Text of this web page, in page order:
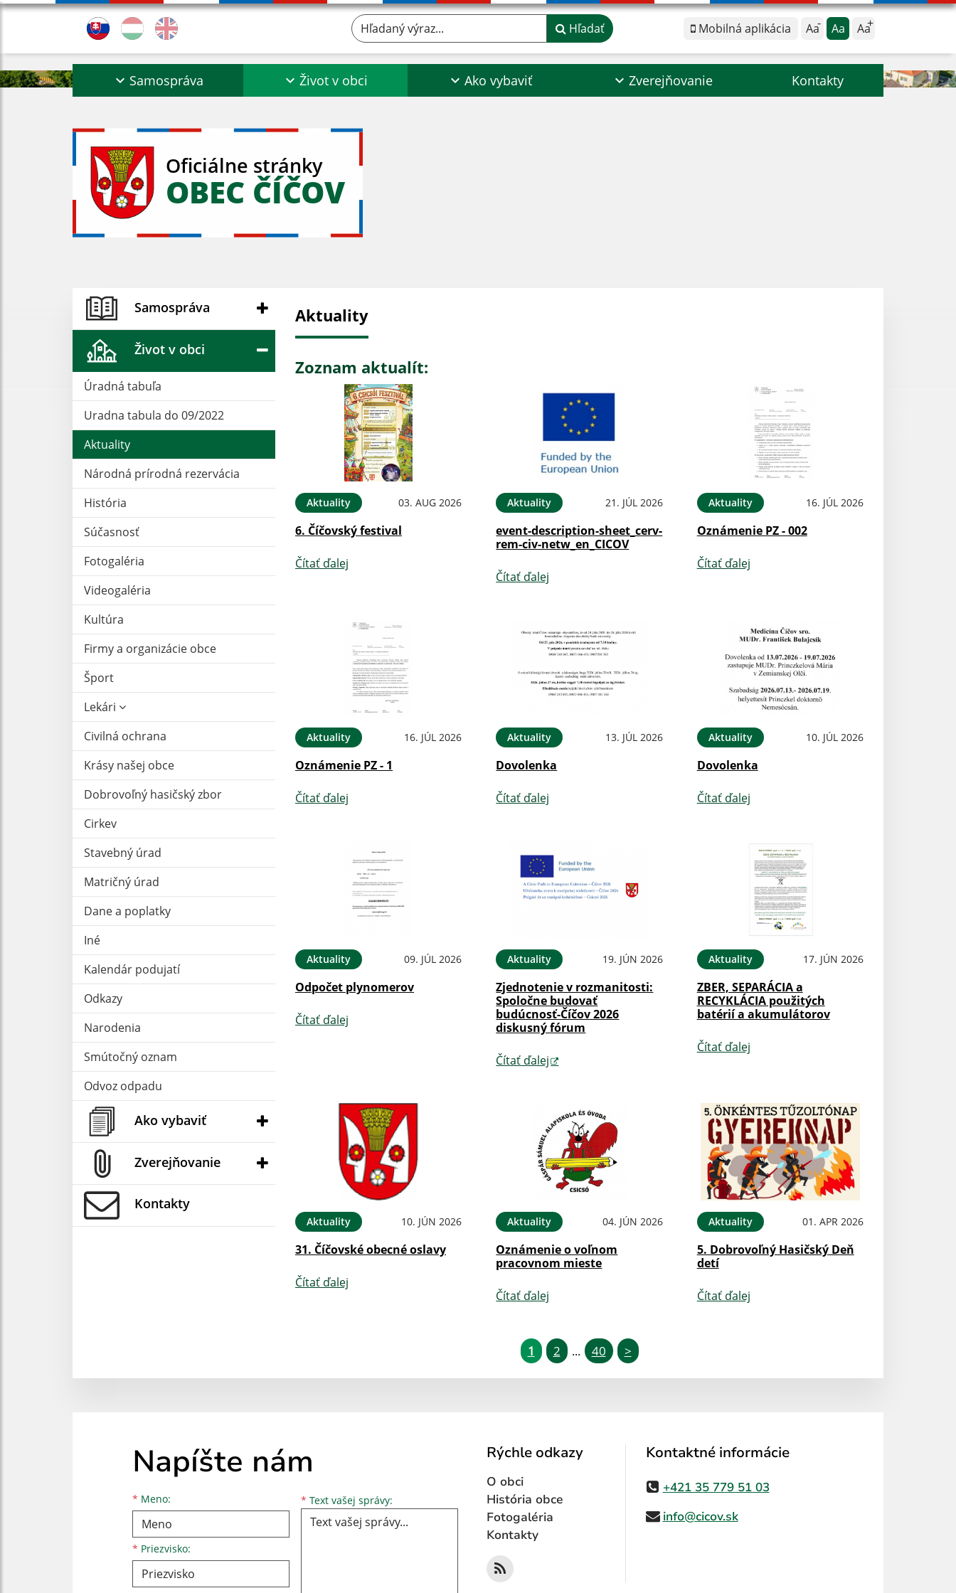
Mobilná aplikácia Aa Aa Aa
Hľadaný výraz... Hľadať
Samospráva Život v obci Ako vybaviť Zverejňovanie Kontakty
Oficiálne stránky
OBEC ČÍČOV
Samospráva
Život v obci
Úradná tabuľa
Uradna tabula do 09/2022
Aktuality
Národná prírodná rezervácia
História
Súčasnosť
Fotogaléria
Videogaléria
Kultúra
Firmy a organizácie obce
Šport
Lekári
Civilná ochrana
Krásy našej obce
Dobrovoľný hasičský zbor
Cirkev
Stavebný úrad
Matričný úrad
Dane a poplatky
Iné
Kalendár podujatí
Odkazy
Narodenia
Smútočný oznam
Odvoz odpadu
Ako vybaviť
Zverejňovanie
Kontakty
Aktuality
Zoznam aktualít:
Aktuality 03. AUG 2026
6. Číčovský festival
Čítať ďalej
Aktuality 21. JÚL 2026
event-description-sheet_cerv-
rem-civ-netw_en_CICOV
Čítať ďalej
Aktuality 16. JÚL 2026
Oznámenie PZ - 002
Čítať ďalej
Aktuality 16. JÚL 2026
Oznámenie PZ - 1
Čítať ďalej
Aktuality 13. JÚL 2026
Dovolenka
Čítať ďalej
Aktuality 10. JÚL 2026
Dovolenka
Čítať ďalej
Aktuality 09. JÚL 2026
Odpočet plynomerov
Čítať ďalej
Aktuality 19. JÚN 2026
Zjednotenie v rozmanitosti:
Spoločne budovať
budúcnosť-Číčov 2026
diskusný fórum
Čítať ďalej
Aktuality 17. JÚN 2026
ZBER, SEPARÁCIA a
RECYKLÁCIA použitých
batérií a akumulátorov
Čítať ďalej
Aktuality 10. JÚN 2026
31. Číčovské obecné oslavy
Čítať ďalej
Aktuality 04. JÚN 2026
Oznámenie o voľnom
pracovnom mieste
Čítať ďalej
Aktuality 01. APR 2026
5. Dobrovoľný Hasičský Deň
detí
Čítať ďalej
1 2 ... 40 >
Napíšte nám
* Meno:
Meno
* Priezvisko:
Priezvisko
E-mailová adresa * Text vašej správy: Text vašej správy...
Rýchle odkazy
O obci
História obce
Fotogaléria
Kontakty
Kontaktné informácie
+421 35 779 51 03
info@cicov.sk